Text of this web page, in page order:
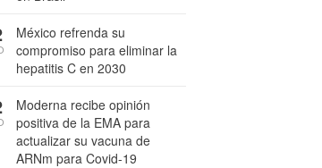
México refrenda su
compromiso para eliminar la
hepatitis C en 2030
Moderna recibe opinión
positiva de la EMA para
actualizar su vacuna de
ARNm para Covid-19